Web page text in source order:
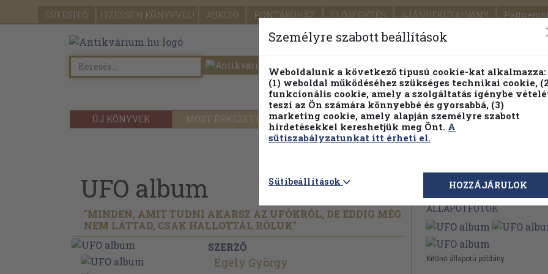
ÉRTESÍTŐ FIZESSEN KÖNYVVEL! AUKCIÓ PONTÁRUHÁZ ELŐJEGYZÉS AJÁNDÉKUTALVÁNY
SEGÍTSÉG
ÚJ KÖNYVEK MOST ÉRKEZETT PILLANATNYI ÁRAINK FENNTARTHATÓ
Részletes kereső Témaköri fa
UFO album
"MINDEN, AMIT TUDNI AKARSZ AZ UFÓKRÓL, DE EDDIG MÉG
NEM LÁTTAD, CSAK HALLOTTÁL RÓLUK"
SZERZŐ
Egely György
Megvásárolható
ÁLLAPOTFOTÓK
Kitűnő állapotú példány.
Személyre szabott beállítások
Weboldalunk a következő típusú cookie-kat alkalmazza:
(1) weboldal működéséhez szükséges technikai cookie,
funkcionális cookie, amely a szolgáltatás igénybe
teszi az Ön számára könnyebbé és gyorsabbá, (3)
marketing cookie, amely alapján személyre szabott
hirdetésekkel kereshetjük meg Önt. A
sütiszabályzatunkat itt érheti el.
Sütibeállítások HOZZÁJÁRULOK